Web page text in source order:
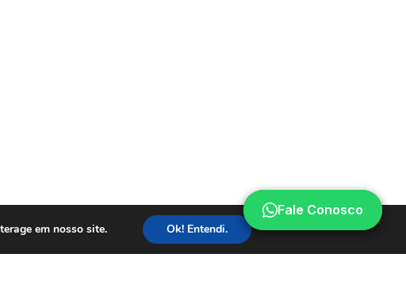
Fale Conosco
Fale Conosco
em nosso site. Ok! Entendi.